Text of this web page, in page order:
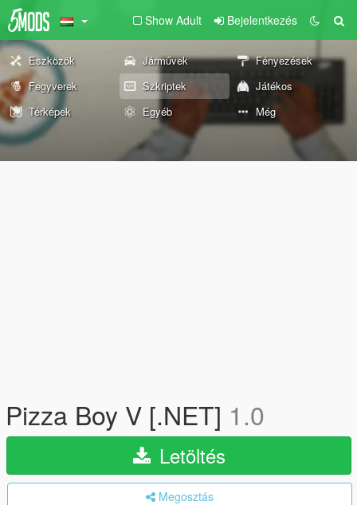
Show Adult Bejelentkezés
Eszközök Járművek
Fényezések
Fegyverek
Szkriptek
Játékos
Térképek
Egyéb Még
Pizza Boy V [.NET] 1.0
Letöltés
Megosztás